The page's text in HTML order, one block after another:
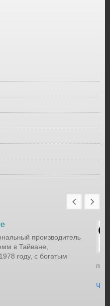
производитель
в Тайване,
году, с богатым